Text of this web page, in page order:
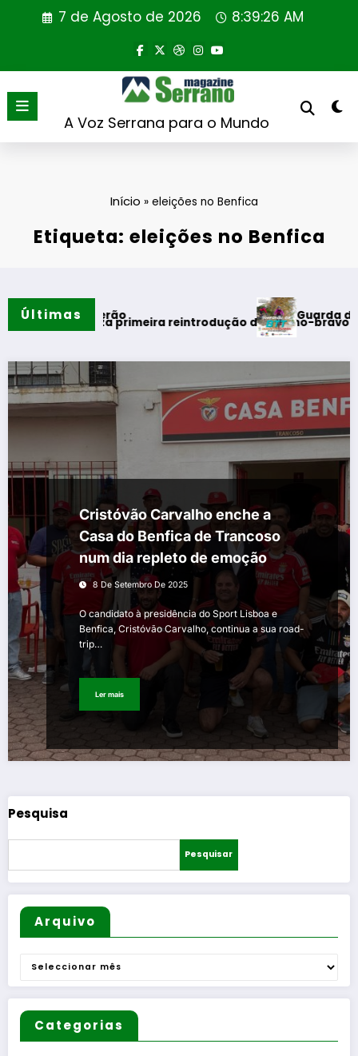
7 de Agosto de 2026 8:39:26 AM
A Voz Serrana para o Mundo
Início »eleições no Benfica
Etiqueta: eleições no Benfica
Últimas
do verão
realiza primeira reintrodução de coelho-bravo em área
Guarda desafia
Cristóvão Carvalho enche a
Casa do Benfica de Trancoso
num dia repleto de emoção
8 De Setembro De 2025
O candidato à presidência do Sport Lisboa e
Benfica, Cristóvão Carvalho, continua a sua road-
trip…
Ler mais
Pesquisa
Pesquisar
Arquivo
Arquivo
Categorias